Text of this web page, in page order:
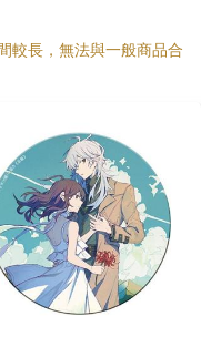
較長，無法與一般商品合